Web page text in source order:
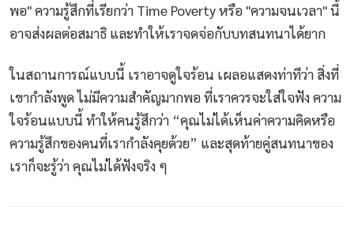
พอ" ความรู้สึกที่เรียกว่า Time Poverty หรือ "ความจนเวลา" นี้
อาจส่งผลต่อสมาธิ และทำให้เราจดจ่อกับบทสนทนาได้ยาก
ในสถานการณ์แบบนี้ เราอาจดูใจร้อน เผลอแสดงท่าทีว่า สิ่งที่
เขากำลังพูด ไม่มีความสำคัญมากพอ ที่เราควรจะใส่ใจฟัง ความ
ใจร้อนแบบนี้ ทำให้คนรู้สึกว่า “คุณไม่ได้เห็นค่าความคิดหรือ
ความรู้สึกของคนที่เรากำลังคุยด้วย” และสุดท้ายคู่สนทนาของ
เราก็จะรู้ว่า คุณไม่ได้ฟังจริง ๆ